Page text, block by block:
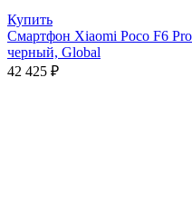
Купить
Смартфон Xiaomi Poco F6
черный, Global
42 425 ₽